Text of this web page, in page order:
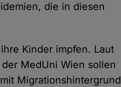
die in diesen
Kinder impfen. Laut
MedUni Wien sollen
Migrationshintergrund